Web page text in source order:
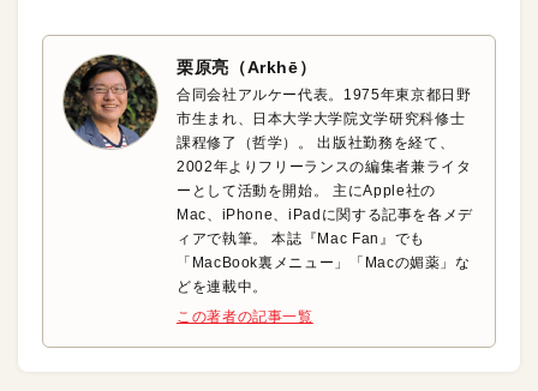
栗原亮（Arkhē）
合同会社アルケー代表。1975年東京都日野
市生まれ、日本大学大学院文学研究科修士
課程修了（哲学）。 出版社勤務を経て、
2002年よりフリーランスの編集者兼ライタ
ーとして活動を開始。 主にApple社の
Mac、iPhone、iPadに関する記事を各メデ
ィアで執筆。 本誌『Mac Fan』でも
「MacBook裏メニュー」「Macの媚薬」な
どを連載中。
この著者の記事一覧